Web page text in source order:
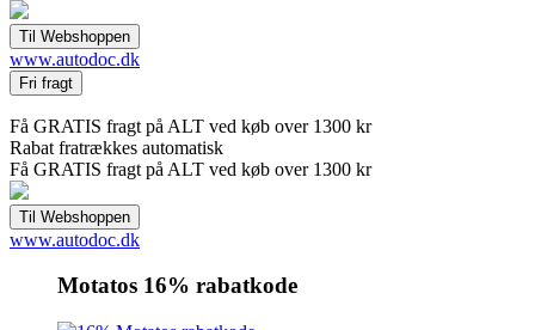
www.autodoc.dk
Få GRATIS fragt på ALT ved køb over 1300 kr
Rabat fratrækkes automatisk
Få GRATIS fragt på ALT ved køb over 1300 kr
www.autodoc.dk
Motatos 16% rabatkode